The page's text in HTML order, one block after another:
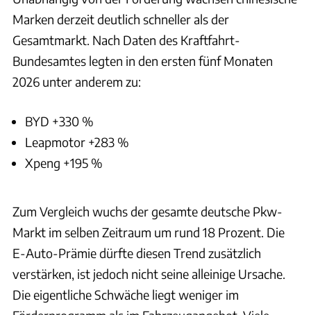
Marken derzeit deutlich schneller als der
Gesamtmarkt. Nach Daten des Kraftfahrt-
Bundesamtes legten in den ersten fünf Monaten
2026 unter anderem zu:
BYD +330 %
Leapmotor +283 %
Xpeng +195 %
Zum Vergleich wuchs der gesamte deutsche Pkw-
Markt im selben Zeitraum um rund 18 Prozent. Die
E-Auto-Prämie dürfte diesen Trend zusätzlich
verstärken, ist jedoch nicht seine alleinige Ursache.
Die eigentliche Schwäche liegt weniger im